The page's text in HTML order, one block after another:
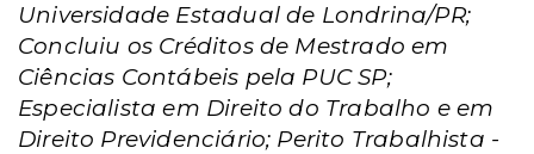
Universidade Estadual de Londrina/PR;
Concluiu os Créditos de Mestrado em
Ciências Contábeis pela PUC SP;
Especialista em Direito do Trabalho e em
Direito Previdenciário; Perito Trabalhista -